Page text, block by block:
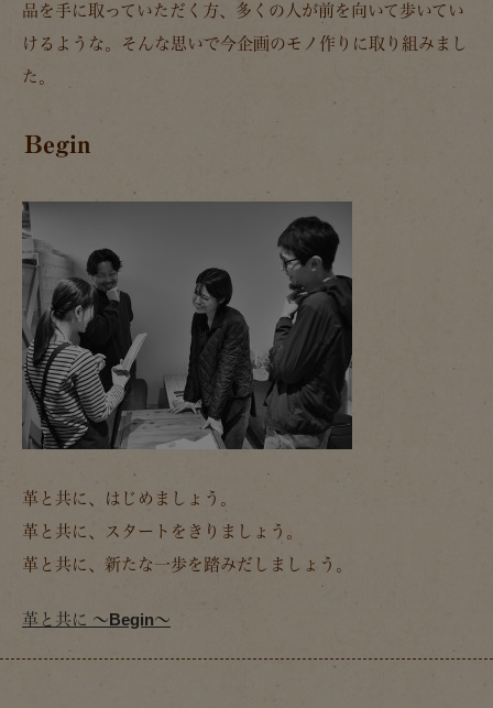
品を手に取っていただく方、多くの人が前を向いて歩いてい
けるような。そんな思いで今企画のモノ作りに取り組みまし
た。
Begin
革と共に、はじめましょう。
革と共に、スタートをきりましょう。
革と共に、新たな一歩を踏みだしましょう。
革と共に ～Begin～